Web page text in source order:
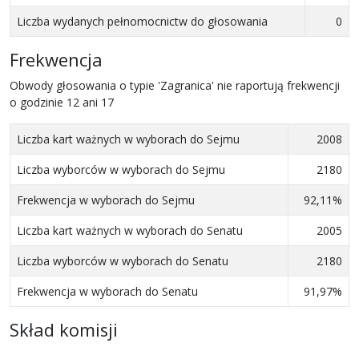
Liczba wydanych pełnomocnictw do głosowania
0
Frekwencja
Obwody głosowania o typie 'Zagranica' nie raportują frekwencji
o godzinie 12 ani 17
Liczba kart ważnych w wyborach do Sejmu
2008
Liczba wyborców w wyborach do Sejmu
2180
Frekwencja w wyborach do Sejmu
92,11%
Liczba kart ważnych w wyborach do Senatu
2005
Liczba wyborców w wyborach do Senatu
2180
Frekwencja w wyborach do Senatu
91,97%
Skład komisji